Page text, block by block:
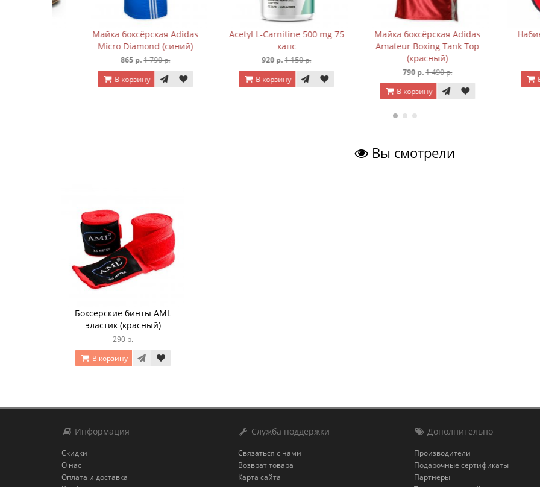
Майка боксёрская Adidas
Micro Diamond (синий)
1 790 р.
В корзину
Acetyl L-Carnitine 500 mg 75
1 150 р.
В корзину
Майка боксёрская Adidas
Amateur Boxing Tank Top
(красный)
1 490 р.
В корзину
1 390
В
Вы смотрели
Боксерские бинты AML
эластик (красный)
290 р.
В корзину
Информация
Скидки
О нас
Оплата и доставка
Служба поддержки
Связаться с нами
Возврат товара
Карта сайта
Дополнительно
Производители
Подарочные сертификаты
Партнёры